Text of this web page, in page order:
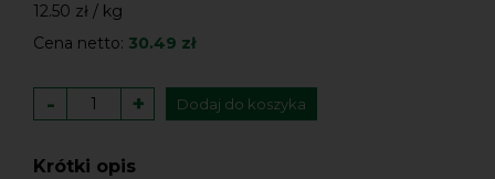
12.50 zł / kg
Cena netto: 30.49 zł
- + Dodaj do koszyka
Krótki opis